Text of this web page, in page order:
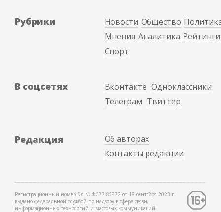
Рубрики Новости Общество
Мнения Аналитика Рейтинги
Спорт
В соцсетях Вконтакте Одноклассники
Телеграм Твиттер
Редакция
Об авторах
Контакты редакции
Регистрационный номер Эл № ФС77-85972 от 18 сентября 2023 г.
выдано федеральной службой по надзору в сфере связи,
информационных технологий и массовых коммуникаций